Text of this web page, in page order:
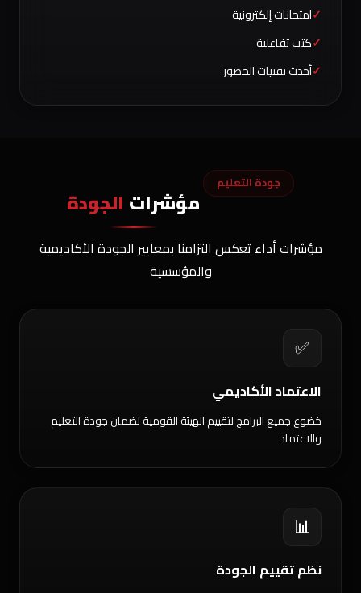
امتحانات إلكترونية
كتب تفاعلية
أحدث تقنيات الحضور
جودة التعليم
مؤشرات الجودة
مؤشرات أداء تعكس التزامنا بمعايير الجودة الأكاديمية
والمؤسسية
✅
الاعتماد الأكاديمي
خضوع جميع البرامج لتقييم الهيئة القومية لضمان جودة التعليم
والاعتماد.
📊
نظم تقييم الجودة